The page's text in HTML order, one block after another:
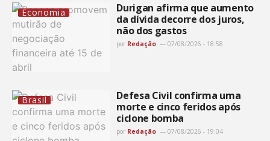
Economia
Durigan afirma que aumento
da dívida decorre dos juros,
não dos gastos
por Redação 07/08/2026 - 18:58
Brasil
Defesa Civil confirma uma
morte e cinco feridos após
ciclone bomba
por Redação 07/08/2026 - 19:04